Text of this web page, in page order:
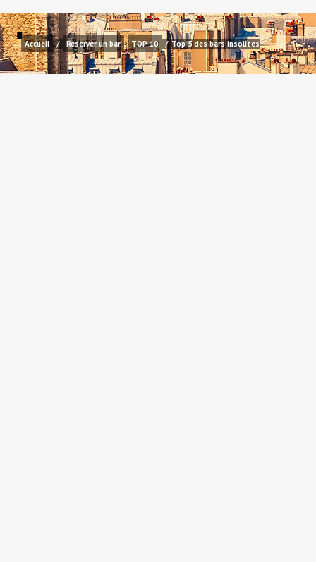
Accueil / Réserver un bar , TOP 10 / Top 5 des bars insolites